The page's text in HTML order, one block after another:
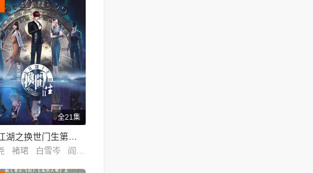
全21集
画江湖之换世门生第二季